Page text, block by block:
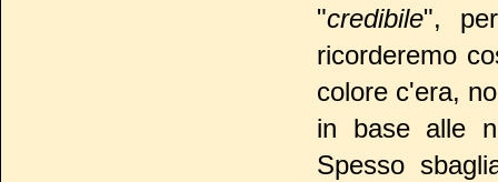
"credibile",
ricorderemo
colore c'era,
in base alle
Spesso